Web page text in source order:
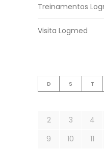
Treinamentos
Visita Logmed
D S T
2
3 4
9
10 11